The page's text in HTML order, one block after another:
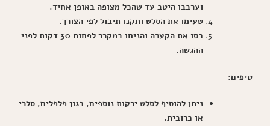
וערבבו היטב עד שהכל מצופה באופן אחיד.
טעימו את הסלט ותקנו תיבול לפי הצורך.
כסו את הקערה והניחו במקרר לפחות 30 דקות לפני
ההגשה.
טיפים:
ניתן להוסיף לסלט ירקות נוספים, כגון פלפלים, סלרי
או כרובית.